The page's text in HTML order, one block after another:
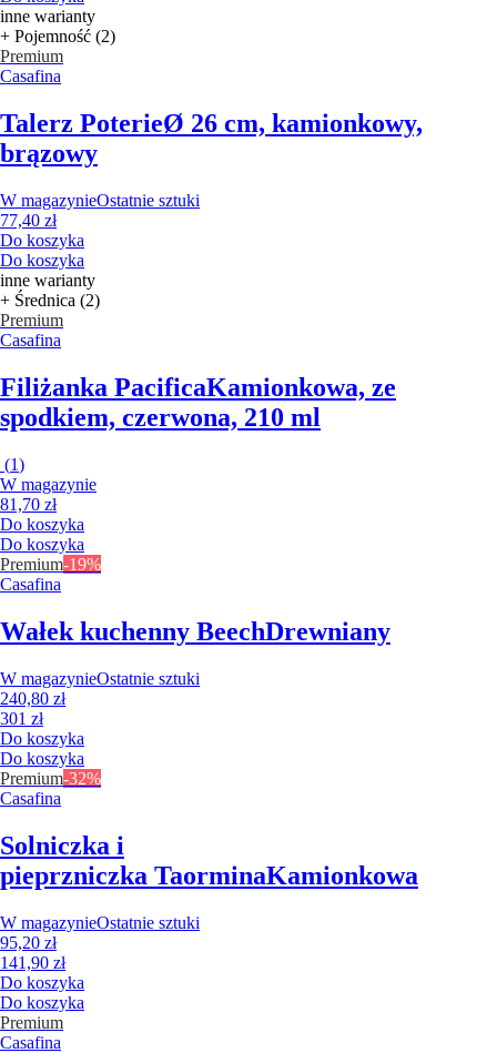
inne warianty
+ Pojemność (2)
Premium
Casafina
Talerz PoterieØ 26 cm, kamionkowy,
brązowy
W magazynieOstatnie sztuki
77,40 zł
Do koszyka
Do koszyka
inne warianty
+ Średnica (2)
Premium
Casafina
Filiżanka PacificaKamionkowa, ze
spodkiem, czerwona, 210 ml
(1)
W magazynie
81,70 zł
Do koszyka
Do koszyka
Premium-19%
Casafina
Wałek kuchenny BeechDrewniany
W magazynieOstatnie sztuki
240,80 zł
301 zł
Do koszyka
Do koszyka
Premium-32%
Casafina
Solniczka i
pieprzniczka TaorminaKamionkowa
W magazynieOstatnie sztuki
95,20 zł
141,90 zł
Do koszyka
Do koszyka
Premium
Casafina